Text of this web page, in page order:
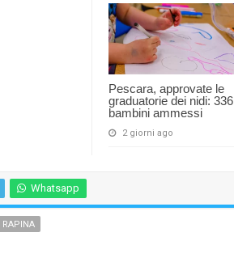
Pescara, approvate le
graduatorie dei nidi: 336
bambini ammessi
2 giorni ago
Whatsapp
RAPINA